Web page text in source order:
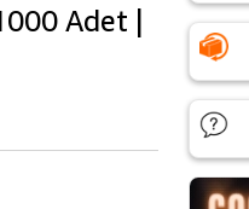
Adet |